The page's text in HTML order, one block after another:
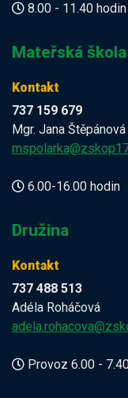
8.00 - 11.40 hodin
Mateřská škola
Kontakt
737 159 679
Mgr. Jana Štěpánová
6.00-16.00 hodin
Družina
Kontakt
737 488 513
Adéla Roháčová
Provoz 6.00 -